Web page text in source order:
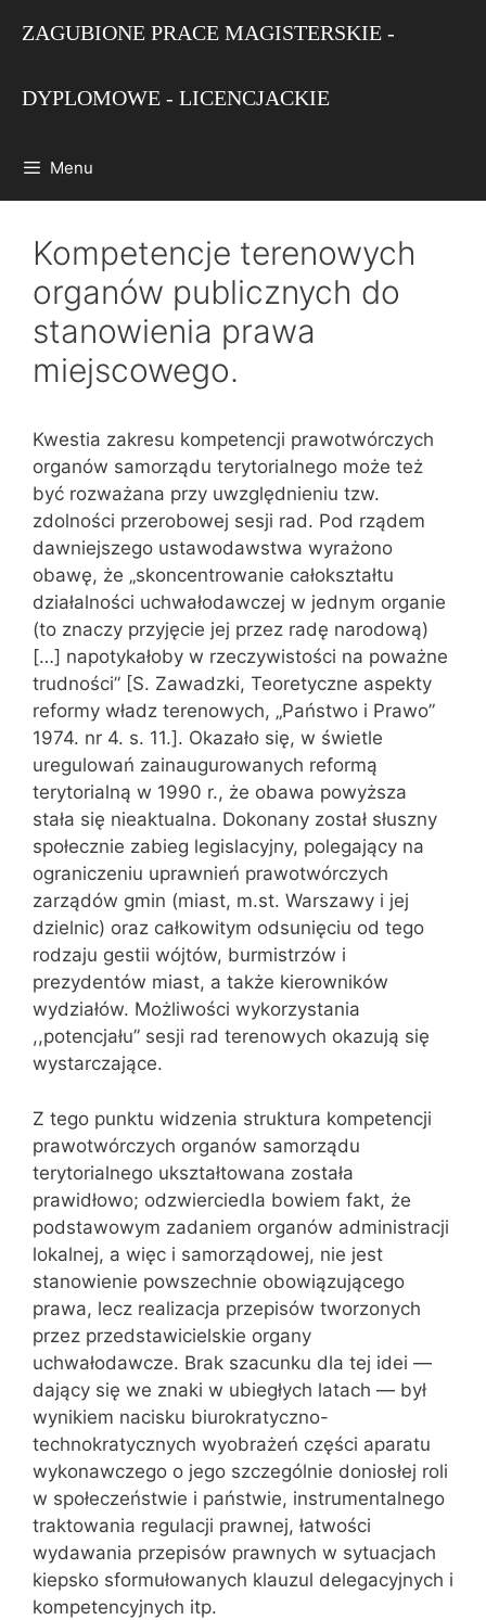
ZAGUBIONE PRACE MAGISTERSKIE -
DYPLOMOWE - LICENCJACKIE
Menu
Kompetencje terenowych
organów publicznych do
stanowienia prawa
miejscowego.
Kwestia zakresu kompetencji prawotwórczych
organów samo‌rządu terytorialnego może też
być rozważana przy uwzględnieniu tzw.
zdolności przerobowej sesji rad. Pod rządem
dawniejszego ustawodaw‌stwa wyrażono
obawę, że „skoncentrowanie całokształtu
działalności uchwałodawczej w jednym organie
(to znaczy przyjęcie jej przez radę narodową)
[…] napotykałoby w rzeczywistości na poważne
trudno‌ści” [S. Zawadzki, Teoretyczne aspekty
reformy władz terenowych, „Państwo i Prawo”
1974. nr 4. s. 11.]. Okazało się, w świetle
uregulowań zainaugurowanych reformą
terytorialną w 1990 r., że obawa powyższa
stała się nieaktualna. Dokonany został słuszny
społecznie zabieg legislacyjny, polegający na
ograniczeniu uprawnień prawotwórczych
zarządów gmin (miast, m.st. Warszawy i jej
dzielnic) oraz całkowitym odsunięciu od tego
rodzaju gestii wójtów, burmistrzów i
prezydentów miast, a także kierowników
wydziałów. Możliwości wykorzystania
,,potencjału” sesji rad tereno‌wych okazują się
wystarczające.
Z tego punktu widzenia struktura kompetencji
prawotwórczych organów samorządu
terytorialnego ukształtowana została
prawidłowo; odzwierciedla bowiem fakt, że
podstawowym zadaniem organów administracji
lokalnej, a więc i samo‌rządowej, nie jest
stanowienie powszechnie obowiązującego
prawa, lecz realizacja przepisów tworzonych
przez przedstawicielskie organy
uchwałodawcze. Brak szacunku dla tej idei —
dający się we znaki w ubiegłych latach — był
wynikiem nacisku biurokratyczno-
technokratycznych wyobrażeń części aparatu
wykonawczego o jego szczególnie doniosłej roli
w społeczeństwie i państwie, instrumentalnego
traktowania regulacji prawnej, łatwości
wydawania przepisów prawnych w sytuacjach
kiepsko sformułowanych klauzul delegacyjnych i
kompetencyjnych itp.